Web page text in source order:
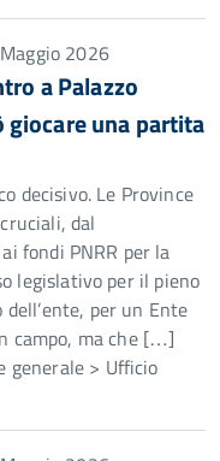
2026
a Palazzo
giocare una partita
decisivo. Le Province
dal
fondi PNRR per la
legislativo per il pieno
per un Ente
campo, ma che […]
generale > Ufficio